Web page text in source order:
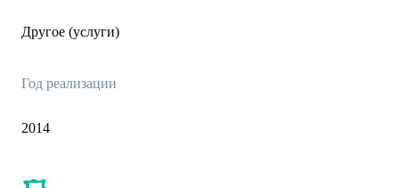
Другое (услуги)
Год реализации
2014